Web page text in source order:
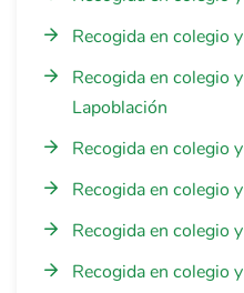
Recogida en colegio
Recogida en colegio
Lapoblación
Recogida en colegio
Recogida en colegio
Recogida en colegio
Recogida en colegio